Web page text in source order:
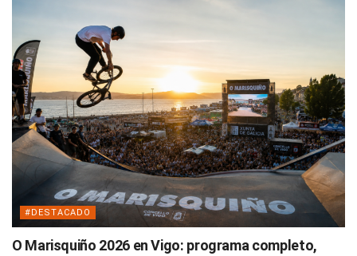
#DESTACADO
O Marisquiño 2026 en Vigo: programa completo,